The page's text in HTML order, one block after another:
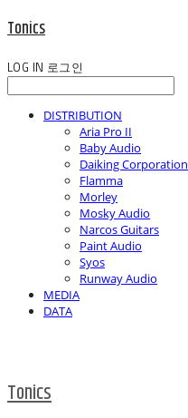
Tonics
LOG IN 로그인
DISTRIBUTION
Aria Pro II
Baby Audio
Daiking Corporation
Flamma
Morley
Mosky Audio
Narcos Guitars
Paint Audio
Syos
Runway Audio
MEDIA
DATA
Tonics